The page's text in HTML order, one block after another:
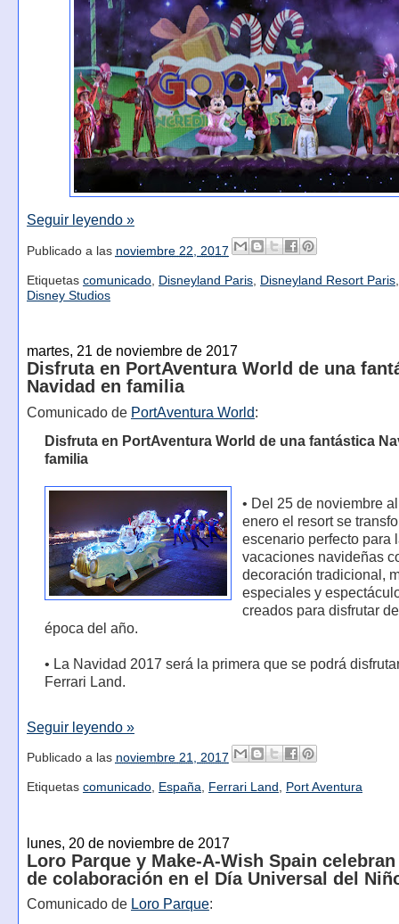
Seguir leyendo »
Publicado a las noviembre 22, 2017
Etiquetas comunicado, Disneyland Paris, Disneyland Resort Paris
Disney Studios
martes, 21 de noviembre de 2017
Disfruta en PortAventura World de una
Navidad en familia
Comunicado de PortAventura World:
Disfruta en PortAventura World de una fantástica
familia
• Del 25 de noviembre
enero el resort se
escenario perfecto para
vacaciones navideñas
decoración tradicional,
especiales y
creados para disfrutar
época del año.
• La Navidad 2017 será la primera que se podrá
Ferrari Land.
Seguir leyendo »
Publicado a las noviembre 21, 2017
Etiquetas comunicado, España, Ferrari Land , Port Aventura
lunes, 20 de noviembre de 2017
Loro Parque y Make-A-Wish Spain
de colaboración en el Día Universal del
Comunicado de Loro Parque: